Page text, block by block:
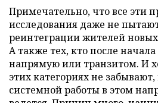
Примечательно, что все эти
исследования даже не
реинтеграции жителей
А также тех, кто после
напрямую или транзитом. И
этих категориях не
системной работы в этом